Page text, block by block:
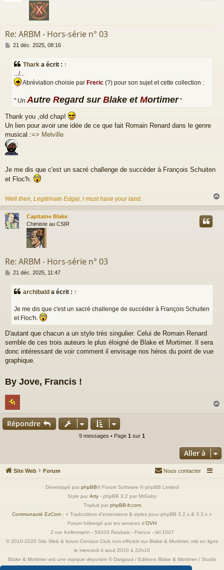
Re: ARBM - Hors-série n° 03
M
s
21 déc. 2025, 08:16
Thark a écrit : ↑
.../...
Abréviation choisie par Freric (?) pour son sujet et cette collection :
" Un Autre Regard sur Blake et Mortimer"
Thank you ,old chap!
Un lien pour avoir une idée de ce que fait Romain Renard dans le genre
musical :=> Melville
Je me dis que c'est un sacré challenge de succéder à François Schuiten
et Floc'h.
Well then, Legitimate Edgar, I must have your land.
a
Capitaine Blake
Chimiste au CSIR
Re: ARBM - Hors-série n° 03
M
s
21 déc. 2025, 11:47
archibald a écrit : ↑
Je me dis que c'est un sacré challenge de succéder à François Schuiten
et Floc'h.
D'autant que chacun a un style très singulier. Celui de Romain Renard
semble de ces trois auteurs le plus éloigné de Blake et Mortimer. Il sera
donc intéressant de voir comment il envisage nos héros du point de vue
graphique.
By Jove, Francis !
Répondre
9 messages • Page 1 sur 1
Aller à
Site Web Forum Nous contacter
Développé par phpBB® Forum Software © phpBB Limited
Style par Arty - phpBB 3.2 par MrGaby
Traduit par phpBB-fr.com
Communauté EzCom : « Traductions d'extensions & styles pour phpBB 3.2.x & 3.3.x »
Forum hébergé par les services d’OVH
2 rue Kellermann - 59100 Roubaix - France - tél 1007
© 2010-2020 Site Web & forum Centaur Club non-officiels sur Blake & Mortimer, mis en ligne
le mercredi 4 aout 2010 à 22h10
Blake & Mortimer est une marque deposée © Dargaud / Editions Blake & Mortimer / Studio